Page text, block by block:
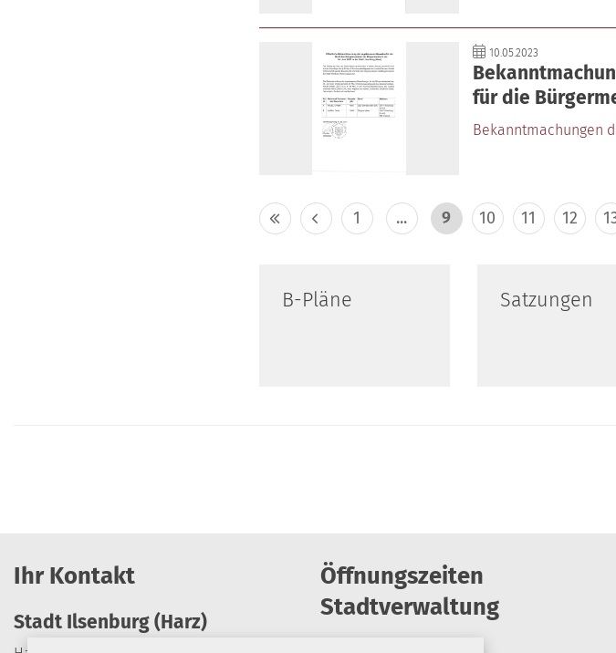
10.05.2023
für die
Bekanntmachungen
1 ... 9 10 11 12
B-Pläne Satzungen
Ihr Kontakt
Stadt Ilsenburg (Harz)
Öffnungszeiten
Stadtverwaltung